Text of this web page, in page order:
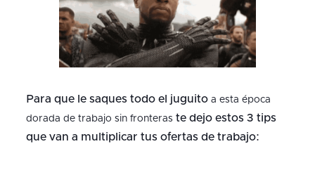
Para que le saques todo el juguitoa esta época
dorada de trabajo sin fronteras te dejo estos 3 tips
que van a multiplicar tus ofertas de trabajo: